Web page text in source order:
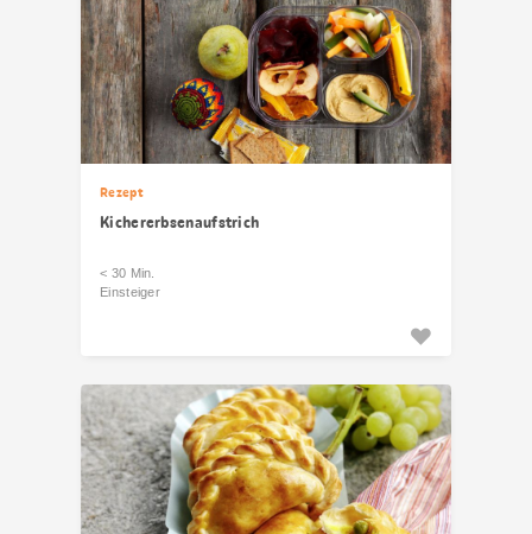
Rezept
Kichererbsenaufstrich
< 30 Min.
Einsteiger